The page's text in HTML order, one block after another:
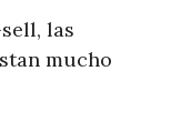
las
mucho